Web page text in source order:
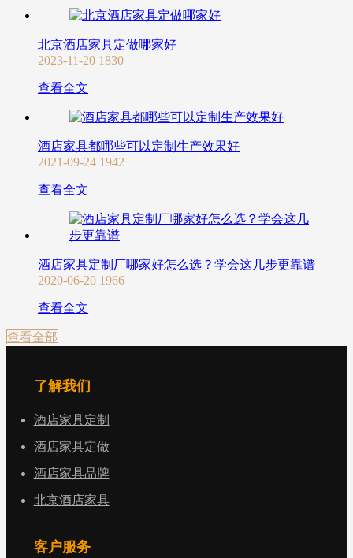
北京酒店家具定做哪家好
2023-11-20 1830
查看全文
酒店家具都哪些可以定制生产效果好
2021-09-24 1942
查看全文
酒店家具定制厂哪家好怎么选？学会这几步更靠谱
2020-06-20 1966
查看全文
查看全部
了解我们
酒店家具定制
酒店家具定做
酒店家具品牌
北京酒店家具
客户服务